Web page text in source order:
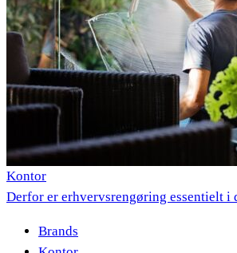
Kontor
Derfor er erhvervsrengøring essentielt i
Brands